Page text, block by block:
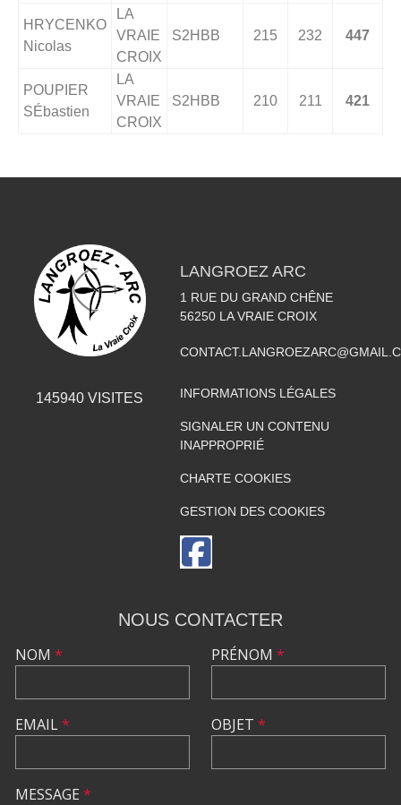
HRYCENKO
Nicolas
LA
VRAIE
CROIX
S2HBB 215 232 447
POUPIER
SÉbastien
LA
VRAIE
CROIX
S2HBB 210 211 421
145940 VISITES
LANGROEZ ARC
1 RUE DU GRAND CHÊNE
56250 LA VRAIE CROIX
INFORMATIONS LÉGALES
SIGNALER UN CONTENU
INAPPROPRIÉ
CHARTE COOKIES
GESTION DES COOKIES
NOUS CONTACTER
NOM *
EMAIL*
PRÉNOM *
OBJET *
MESSAGE *